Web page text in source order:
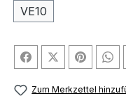
VE10
Zum Merkzettel